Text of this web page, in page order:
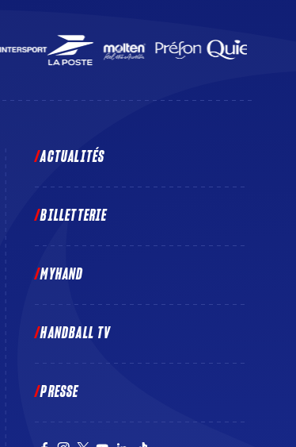
ACTUALITÉS
BILLETTERIE
MYHAND
HANDBALL TV
PRESSE